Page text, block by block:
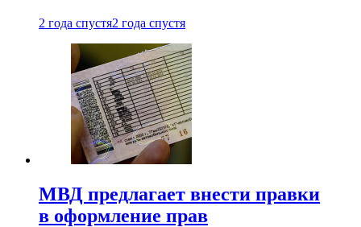
2 года спустя2 года спустя
МВД предлагает внести правки
в оформление прав